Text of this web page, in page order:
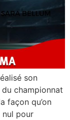
son
championnat
façon qu’on
nul pour